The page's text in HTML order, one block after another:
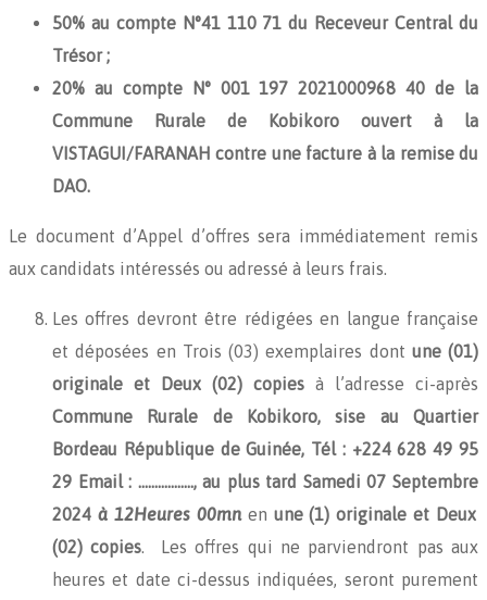
50% au compte N°41 110 71 du Receveur Central du
Trésor ;
20% au compte N° 001 197 2021000968 40 de la
Commune Rurale de Kobikoro ouvert à la
VISTAGUI/FARANAH contre une facture à la remise du
DAO.
Le document d’Appel d’offres sera immédiatement remis
aux candidats intéressés ou adressé à leurs frais.
Les offres devront être rédigées en langue française
et déposées en Trois (03) exemplaires dont une (01)
originale et Deux (02) copies à l’adresse ci-après
Commune Rurale de Kobikoro, sise au Quartier
Bordeau République de Guinée, Tél : +224628 49 95
29 Email : …………….., au plus tard Samedi 07 Septembre
2024 à 12Heures 00mn en une (1) originale et Deux
(02) copies. Les offres qui ne parviendront pas aux
heures et date ci-dessus indiquées, seront purement